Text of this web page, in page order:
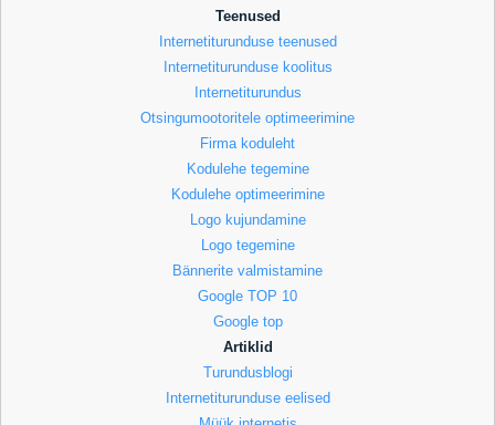
Teenused
Internetiturunduse teenused
Internetiturunduse koolitus
Internetiturundus
Otsingumootoritele optimeerimine
Firma koduleht
Kodulehe tegemine
Kodulehe optimeerimine
Logo kujundamine
Logo tegemine
Bännerite valmistamine
Google TOP 10
Google top
Artiklid
Turundusblogi
Internetiturunduse eelised